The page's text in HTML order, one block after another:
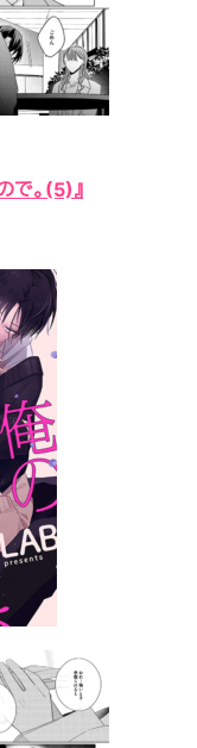
で。(5)』